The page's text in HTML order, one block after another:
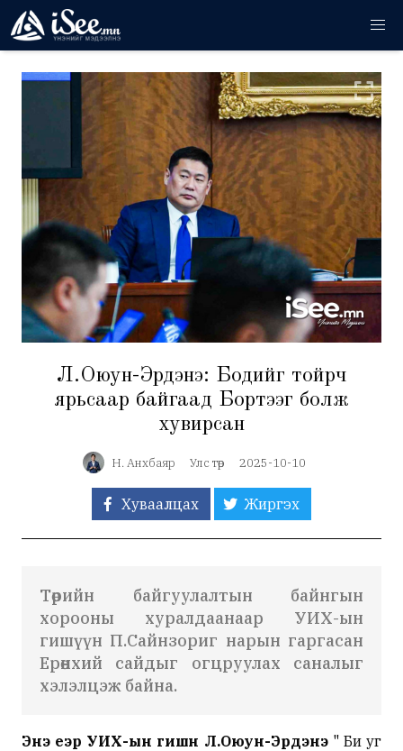
Л.Оюун-Эрдэнэ: Бодийг тойрч
ярьсаар байгаад Бортээг болж
хувирсан
Н. Анхбаяр Улс төр 2025-10-10
Хуваалцах Жиргэх
Төрийн байгуулалтын байнгын
хорооны хуралдаанаар УИХ-ын
гишүүн П.Сайнзориг нарын гаргасан
Ерөнхий сайдыг огцруулах саналыг
хэлэлцэж байна.
Энэ үеэр УИХ-ын гишүүн Л.Оюун-Эрдэнэ" Би уг